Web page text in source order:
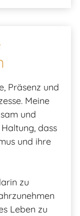
Präsenz und
Meine
und
dass
und ihre
zu
Leben zu